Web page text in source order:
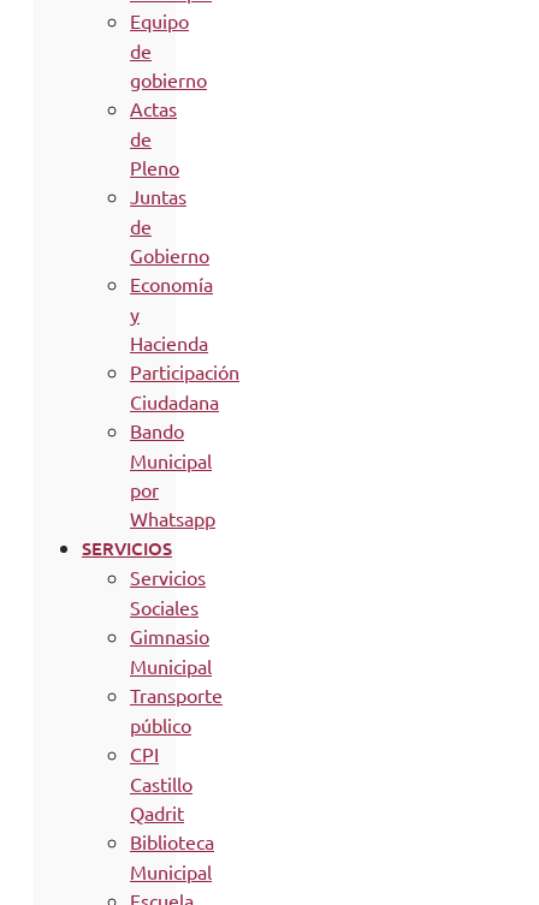
Equipo
de
gobierno
Actas
de
Pleno
Juntas
de
Gobierno
Economía
y
Hacienda
Participación
Ciudadana
Bando
Municipal
por
Whatsapp
SERVICIOS
Servicios
Sociales
Gimnasio
Municipal
Transporte
público
CPI
Castillo
Qadrit
Biblioteca
Municipal
Escuela